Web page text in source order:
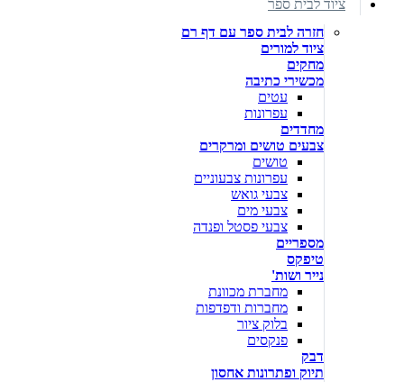
ציוד לבית ספר
חזרה לבית ספר עם דף רם
ציוד למורים
מחקים
מכשירי כתיבה
עטים
עפרונות
מחדדים
צבעים טושים ומרקרים
טושים
עפרונות צבעוניים
צבעי גואש
צבעי מים
צבעי פסטל ופנדה
מספריים
טיפקס
נייר ושות'
מחברת מכוונת
מחברות ודפדפות
בלוק ציור
פנקסים
דבק
תיוק ופתרונות אחסון